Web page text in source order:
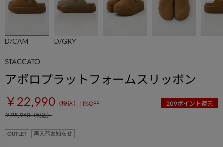
D/CAM D/GRY
STACCATO
アポロプラットフォームスリッポン
￥22,990 （税込） 11%OFF 209ポイント還元
￥25,960（税込）
OUTLET 再入荷お知らせ